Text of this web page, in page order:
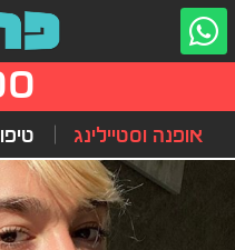
אופנה וסטיילינג